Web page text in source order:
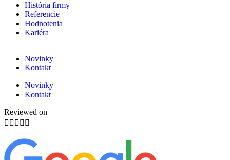
História firmy
Referencie
Hodnotenia
Kariéra
Novinky
Kontakt
Novinky
Kontakt
Reviewed on
    